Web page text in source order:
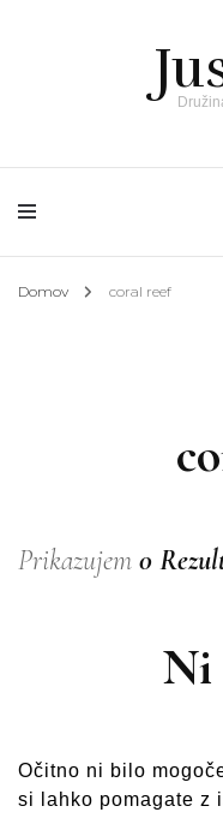
Domov coral reef
Prikazujem 0
Ni
Očitno ni bilo
si lahko pomagate z